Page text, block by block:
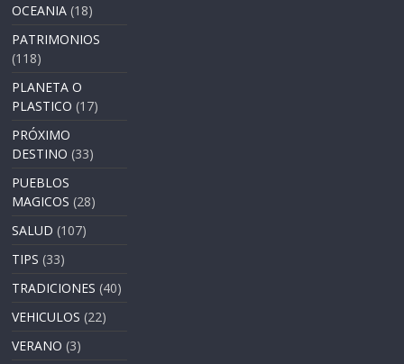
OCEANIA (18)
PATRIMONIOS
(118)
PLANETA O
PLASTICO (17)
PRÓXIMO
DESTINO (33)
PUEBLOS
MAGICOS (28)
SALUD (107)
TIPS (33)
TRADICIONES (40)
VEHICULOS (22)
VERANO (3)